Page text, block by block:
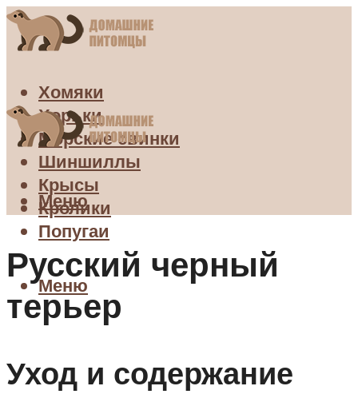
Хомяки
Хорьки
Морские свинки
Шиншиллы
Крысы
Кролики
Попугаи
Меню
Меню
Русский черный
терьер
Уход и содержание